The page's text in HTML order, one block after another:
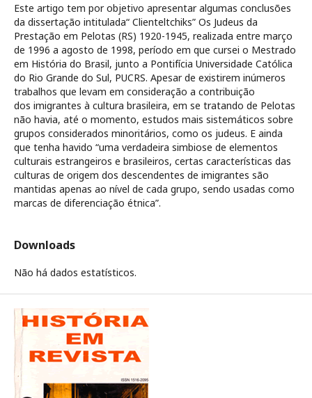
Este artigo tem por objetivo apresentar algumas conclusões
da dissertação intitulada“ Clienteltchiks” Os Judeus da
Prestação em Pelotas (RS) 1920-1945, realizada entre março
de 1996 a agosto de 1998, período em que cursei o Mestrado
em História do Brasil, junto a Pontifícia Universidade Católica
do Rio Grande do Sul, PUCRS. Apesar de existirem inúmeros
trabalhos que levam em consideração a contribuição
dos imigrantes à cultura brasileira, em se tratando de Pelotas
não havia, até o momento, estudos mais sistemáticos sobre
grupos considerados minoritários, como os judeus. E ainda
que tenha havido “uma verdadeira simbiose de elementos
culturais estrangeiros e brasileiros, certas características das
culturas de origem dos descendentes de imigrantes são
mantidas apenas ao nível de cada grupo, sendo usadas como
marcas de diferenciação étnica”.
Downloads
Não há dados estatísticos.